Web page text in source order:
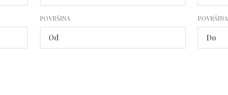
POVRŠINA POVRŠINA